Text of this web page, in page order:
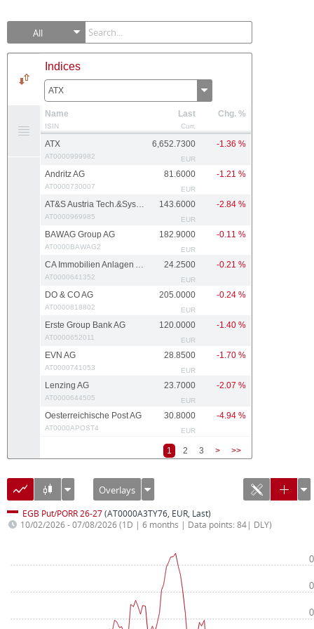
All
Indices
ATX
Name
ISIN
Last
Curr.
Chg. %
ATX
AT0000999982
6,652.7300
EUR
-1.36 %
Andritz AG
AT0000730007
81.6000
EUR
-1.21 %
AT&S Austria Tech.&Systemtech.
AT0000969985
143.6000
EUR
-2.84 %
BAWAG Group AG
AT0000BAWAG2
182.9000
EUR
-0.11 %
CA Immobilien Anlagen AG
AT0000641352
24.2500
EUR
-0.21 %
DO & CO AG
AT0000818802
205.0000
EUR
-0.24 %
Erste Group Bank AG
AT0000652011
120.0000
EUR
-1.40 %
EVN AG
AT0000741053
28.8500
EUR
-1.70 %
Lenzing AG
AT0000644505
23.7000
EUR
-2.07 %
Oesterreichische Post AG
AT0000APOST4
30.8000
EUR
-4.94 %
1 2 3 > >>
Overlays
EGB Put/PORR 26-27(AT0000A3TY76, EUR, Last)
10/02/2026 - 07/08/2026(1D | 6 months | Data points: 84| DLY)